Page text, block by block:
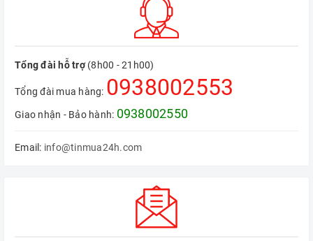
Tổng đài hỗ trợ(8h00 - 21h00)
Tổng đài mua hàng: 0938002553
Giao nhận - Bảo hành: 0938002550
Email: info@tinmua24h.com